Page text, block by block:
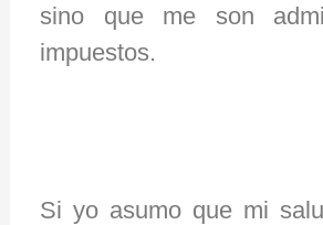
sino que me son
impuestos.
Si yo asumo que mi